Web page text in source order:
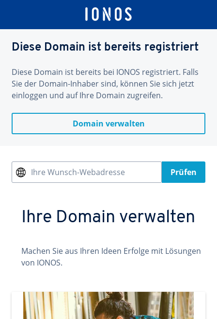
Diese Domain ist bereits registriert
Diese Domain ist bereits bei IONOS registriert. Falls
Sie der Domain-Inhaber sind, können Sie sich jetzt
einloggen und auf Ihre Domain zugreifen.
Domain verwalten
Ihre Wunsch-Webadresse Prüfen
Ihre Domain verwalten
Machen Sie aus Ihren Ideen Erfolge mit Lösungen
von IONOS.